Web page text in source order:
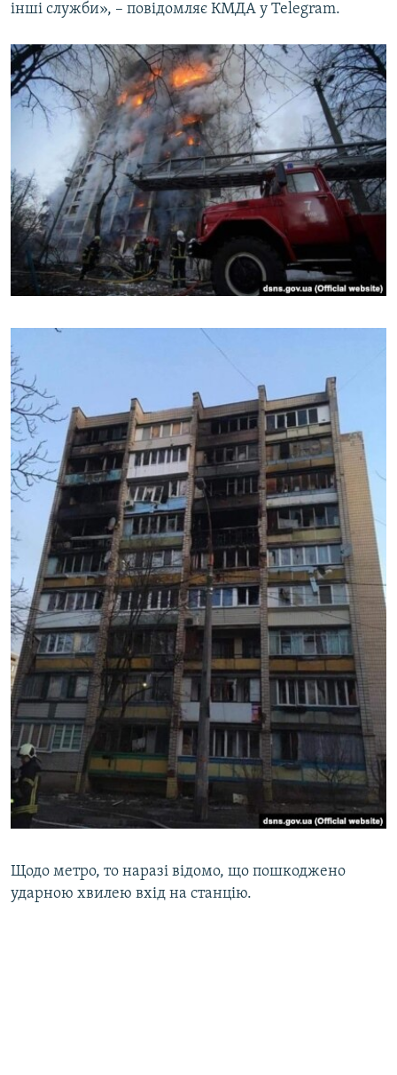
інші служби», – повідомляє КМДА у Telegram.
Щодо метро, то наразі відомо, що пошкоджено
ударною хвилею вхід на станцію.